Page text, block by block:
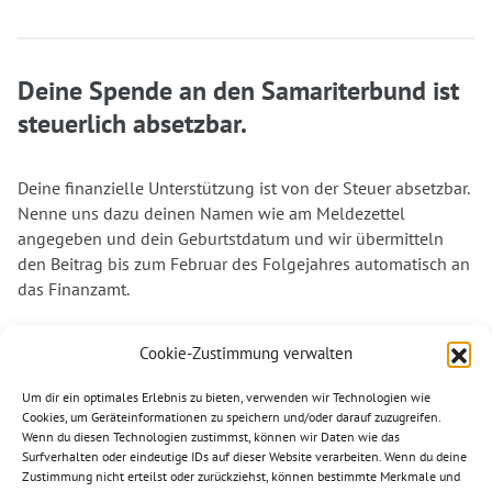
Cookie-Zustimmung verwalten
Um dir ein optimales Erlebnis zu bieten, verwenden wir Technologien wie
Cookies, um Geräteinformationen zu speichern und/oder darauf zuzugreifen.
Wenn du diesen Technologien zustimmst, können wir Daten wie das
Surfverhalten oder eindeutige IDs auf dieser Website verarbeiten. Wenn du deine
Zustimmung nicht erteilst oder zurückziehst, können bestimmte Merkmale und
Deine Spende an den Samariterbund ist
steuerlich absetzbar.
Deine finanzielle Unterstützung ist von der Steuer absetzbar.
Nenne uns dazu deinen Namen wie am Meldezettel
angegeben und dein Geburtstdatum und wir übermitteln
den Beitrag bis zum Februar des Folgejahres automatisch an
das Finanzamt.
vielen Bereichen aktiv werden und denjenigen helfen, die
Dank für deine Spende. Helfen wir gemeinsam.